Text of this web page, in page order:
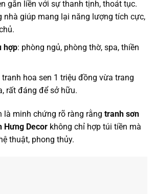
gắn liền với sự thanh tịnh, thoát tục.
nhà giúp mang lại năng lượng tích cực,
hợp: phòng ngủ, phòng thờ, spa, thiền
tranh hoa sen 1 triệu đồng vừa trang
rất đáng để sở hữu.
là minh chứng rõ ràng rằngtranh sơn
Hưng Decor không chỉ hợp túi tiền mà
thuật, phong thủy.